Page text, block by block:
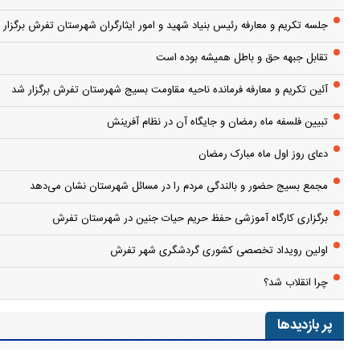
جلسه تکریم و معارفه رئیس بنیاد شهید و امور ایثارگران شهرستان تفرش
تقابل جبهه حق و باطل همیشه بوده است
آئین تکریم و معارفه فرمانده ناحیه مقاومت بسیج شهرستان تفرش برگزار شد
تبیین فلسفه ماه رمضان و جایگاه آن در نظام آفرینش
دعای روز اول ماه مبارک رمضان
مجمع بسیج حضور و بالندگی مردم را در مسائل شهرستان نشان می‌دهد
برگزاری کارگاه آموزشی حفظ حریم حیات جنین در شهرستان تفرش
اولین رویداد تخصصی کشوری گردشگری شهر تفرش
چرا انقلاب شد؟
پر بازدیدها